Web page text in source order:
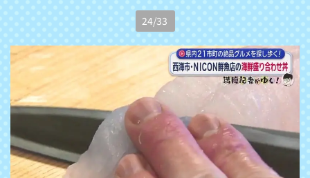
24/33